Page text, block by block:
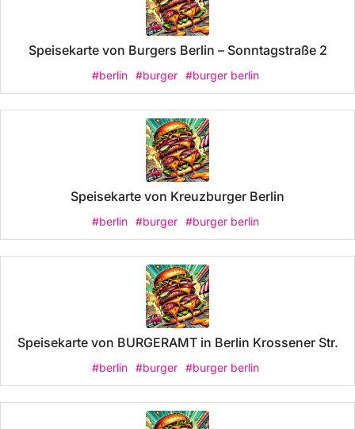
Speisekarte von Burgers Berlin – Sonntagstraße 2
#berlin #burger #burger berlin
Speisekarte von Kreuzburger Berlin
#berlin #burger #burger berlin
Speisekarte von BURGERAMT in Berlin Krossener Str.
#berlin #burger #burger berlin